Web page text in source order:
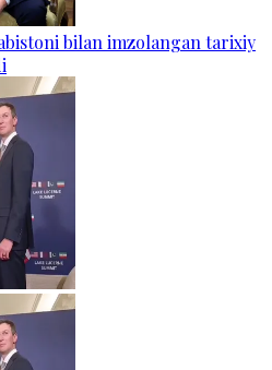
bilan imzolangan tarixiy